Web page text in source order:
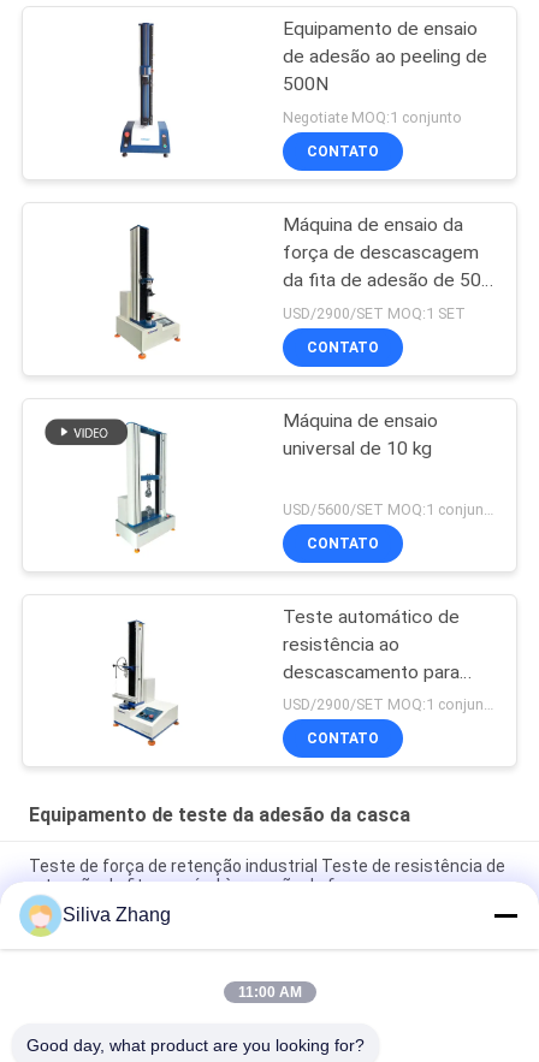
Equipamento de ensaio
de adesão ao peeling de
500N
Negotiate MOQ:1 conjunto
CONTATO
Máquina de ensaio da
força de descascagem
da fita de adesão de 50
N, testadora de
descascagem de rótulos
USD/2900/SET MOQ:1 SET
CONTATO
Máquina de ensaio
universal de 10 kg
CONTATO
Teste automático de
resistência ao
descascamento para
etiquetas de fita com
software de PC de
exibição digital
USD/2900/SET MOQ:1 conjunto
CONTATO
Equipamento de teste da adesão da casca
Teste de força de retenção industrial Teste de resistência de
retenção de fita sensível à pressão do forno
Máquina de ensaio de flexão de três pontos padrão ASTM
D790 para detecção de resistência à flexão de plástico
Máquinas de teste universais do motor de C.A. 850mm UTM
Siliva Zhang
11:00 AM
Good day, what product are you looking for?